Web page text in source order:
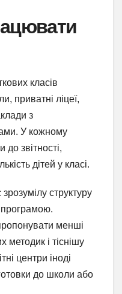
класів
приватні ліцеї,
з
У кожному
звітності,
дітей у класі.
структуру
менші
методик і тіснішу
центри іноді
до школи або